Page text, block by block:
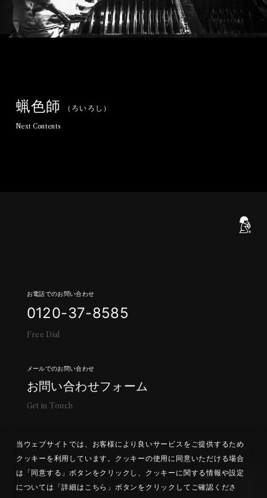
蝋色師 （ ろ い ろ し ）
Next Contents
お電話でのお問い合わせ
0120-37-8585
Fre e Dia
メールでのお問い合わせ
お問い合わせフ ォ ーム
Get in Tou c h
当ウェブサイトでは、お客様により良いサービスをご提供するため
クッキーを利用しています。クッキーの使用に同意いただける場合
は「同意する」ボタンをクリックし、クッキーに関する情報や設定
については「詳細はこちら」ボタンをクリックしてご確認くださ